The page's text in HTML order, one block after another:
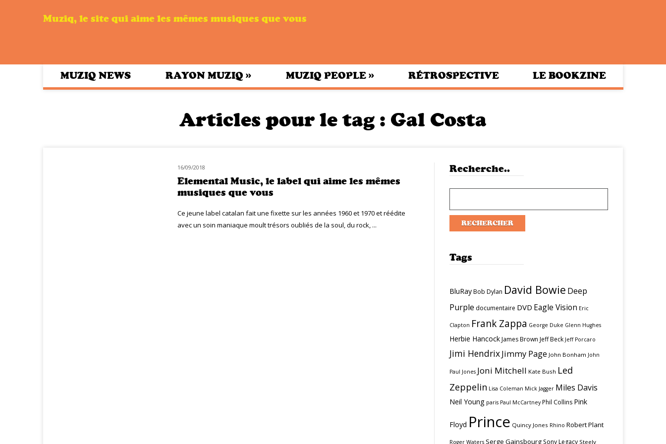
Muziq, le site qui aime les mêmes musiques que vous
MUZIQ NEWS RAYON MUZIQ » MUZIQ PEOPLE » RÉTROSPECTIVE LE BOOKZINE
Articles pour le tag : Gal Costa
16/09/2018
Elemental Music, le label qui aime les mêmes
musiques que vous
Ce jeune label catalan fait une fixette sur les années 1960 et 1970 et réédite
avec un soin maniaque moult trésors oubliés de la soul, du rock, ...
Recherche..
Tags
BluRay Bob Dylan David Bowie Deep
Purple documentaire DVD Eagle Vision Eric
Clapton Frank Zappa George Duke Glenn Hughes
Herbie Hancock James Brown Jeff Beck Jeff Porcaro
Jimi HendrixJimmy Page John Bonham John
Paul Jones Joni Mitchell Kate Bush Led
Zeppelin Lisa Coleman Mick Jagger Miles Davis
Neil Young paris Paul McCartney Phil Collins Pink
Floyd Prince Quincy Jones Rhino Robert Plant
Roger Waters Serge Gainsbourg Sony Legacy Steely